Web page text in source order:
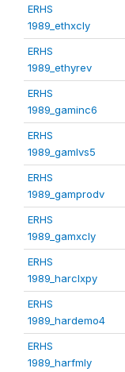
ERHS
1989_ethxcly
ERHS
1989_ethyrev
ERHS
1989_gaminc6
ERHS
1989_gamlvs5
ERHS
1989_gamprodv
ERHS
1989_gamxcly
ERHS
1989_harclxpy
ERHS
1989_hardemo4
ERHS
1989_harfmly